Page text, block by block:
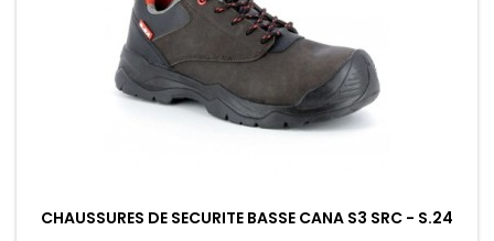
CHAUSSURES DE SECURITE BASSE CANA S3 SRC - S.24